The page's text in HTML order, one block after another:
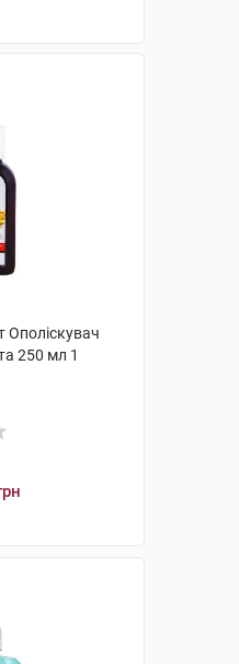
Ополіскувач
250 мл 1